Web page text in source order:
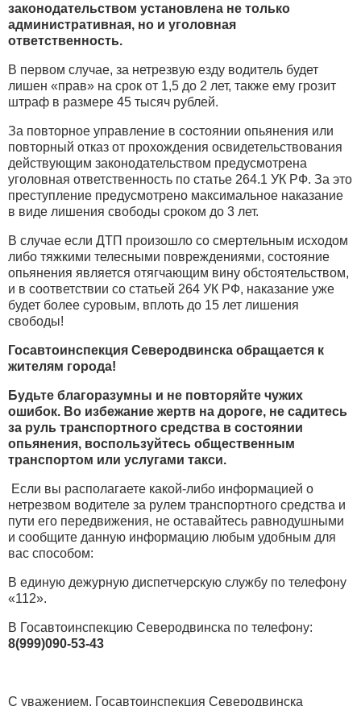
законодательством установлена не только
административная, но и уголовная
ответственность.
В первом случае, за нетрезвую езду водитель будет
лишен «прав» на срок от 1,5 до 2 лет, также ему грозит
штраф в размере 45 тысяч рублей.
За повторное управление в состоянии опьянения или
повторный отказ от прохождения освидетельствования
действующим законодательством предусмотрена
уголовная ответственность по статье 264.1 УК РФ. За это
преступление предусмотрено максимальное наказание
в виде лишения свободы сроком до 3 лет.
В случае если ДТП произошло со смертельным исходом
либо тяжкими телесными повреждениями, состояние
опьянения является отягчающим вину обстоятельством,
и в соответствии со статьей 264 УК РФ, наказание уже
будет более суровым, вплоть до 15 лет лишения
свободы!
Госавтоинспекция Северодвинска обращается к
жителям города!
Будьте благоразумны и не повторяйте чужих
ошибок. Во избежание жертв на дороге, не садитесь
за руль транспортного средства в состоянии
опьянения, воспользуйтесь общественным
транспортом или услугами такси.
Если вы располагаете какой-либо информацией о
нетрезвом водителе за рулем транспортного средства и
пути его передвижения, не оставайтесь равнодушными
и сообщите данную информацию любым удобным для
вас способом:
В единую дежурную диспетчерскую службу по телефону
«112».
В Госавтоинспекцию Северодвинска по телефону:
8(999)090-53-43
С уважением, Госавтоинспекция Северодвинска